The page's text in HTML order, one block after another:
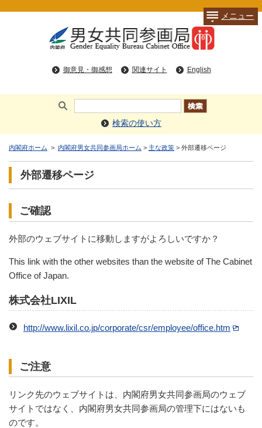
御意見・御感想 関連サイト English
メニュー
検索の使い方
内閣府ホーム > 内閣府男女共同参画局ホーム > 主な政策 > 外部遷移ページ
外部遷移ページ
ご確認
外部のウェブサイトに移動しますがよろしいですか？
This link with the other websites than the website of The Cabinet
Office of Japan.
株式会社LIXIL
http://www.lixil.co.jp/corporate/csr/employee/office.htm
ご注意
リンク先のウェブサイトは、内閣府男女共同参画局のウェブ
サイトではなく、内閣府男女共同参画局の管理下にはないも
のです。